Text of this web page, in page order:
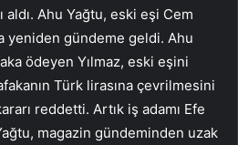
Ahu Yağtu, eski eşi Cem
yeniden gündeme geldi. Ahu
ödeyen Yılmaz, eski eşini
Türk lirasına çevrilmesini
reddetti. Artık iş adamı Efe
magazin gündeminden uzak